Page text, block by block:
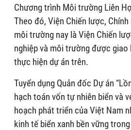
Chương trình Môi trường Liên
Theo đó, Viện Chiến lược,
môi trường nay là Viện Chiến
nghiệp và môi trường được giao
thực hiện dự án trên.
Tuyển dụng Quản đốc Dự án
hạch toán vốn tự nhiên biển và
hoạch phát triển của Việt Nam
kinh tế biển xanh bền vững